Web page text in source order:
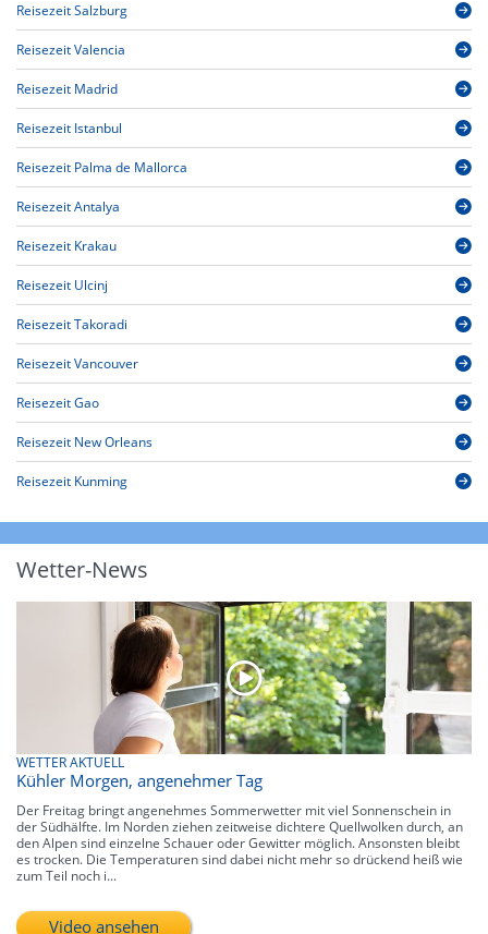
Reisezeit Salzburg
Reisezeit Valencia
Reisezeit Madrid
Reisezeit Istanbul
Reisezeit Palma de Mallorca
Reisezeit Antalya
Reisezeit Krakau
Reisezeit Ulcinj
Reisezeit Takoradi
Reisezeit Vancouver
Reisezeit Gao
Reisezeit New Orleans
Reisezeit Kunming
Wetter-News
WETTER AKTUELL
Kühler Morgen, angenehmer Tag
Der Freitag bringt angenehmes Sommerwetter mit viel Sonnenschein in
der Südhälfte. Im Norden ziehen zeitweise dichtere Quellwolken durch, an
den Alpen sind einzelne Schauer oder Gewitter möglich. Ansonsten bleibt
es trocken. Die Temperaturen sind dabei nicht mehr so drückend heiß wie
zum Teil noch i...
Video ansehen